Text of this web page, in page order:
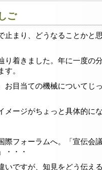
ご
止まり、どうなることかと
り着きました。年に一度の
す。
お目当ての機械についてじ
メージがちょっと具体的に
際フォーラムへ。「宣伝
・・・
いですが、知見をどう伝え